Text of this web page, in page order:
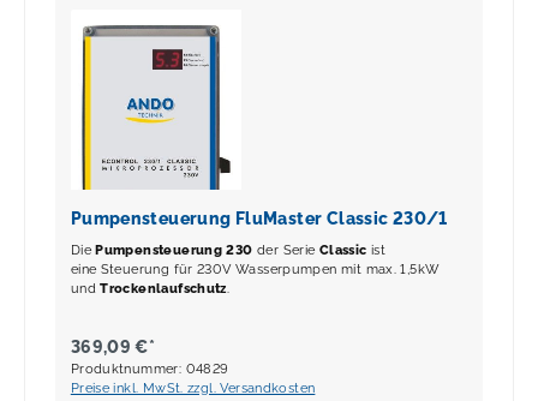
Pumpensteuerung FluMaster Classic 230/1
DiePumpensteuerung 230 der Serie Classic ist
eine Steuerung für 230V Wasserpumpen mit max. 1,5kW
undTrockenlaufschutz.
369,09 €*
Produktnummer: 04829
Preise inkl. MwSt. zzgl. Versandkosten